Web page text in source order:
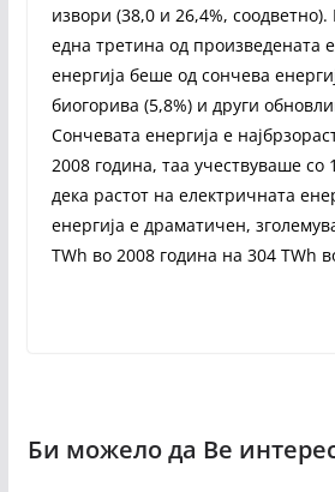
извори (38,0 и 26,4%, соодветно).
една третина од произведената
енергија беше од сончева
биогорива (5,8%) и други
Сончевата енергија е
2008 година, таа учествуваше со
дека растот на електричната
енергија е драматичен,
TWh во 2008 година на 304 TWh